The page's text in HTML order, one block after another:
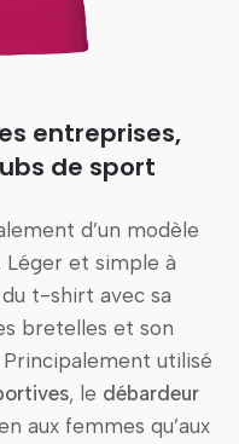
entreprises,
de sport
d’un modèle
. Léger et simple à
t-shirt avec sa
bretelles et son
utilisé
, le débardeur
aux femmes qu’aux